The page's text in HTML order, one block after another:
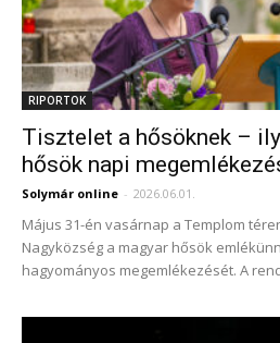
RIPORTOK
Tisztelet a hősöknek –
hősök napi
Solymár online - 2026.06.01.
Május 31-én vasárnap a Templom
Nagyközség a magyar hősök
hagyományos megemlékezését. A